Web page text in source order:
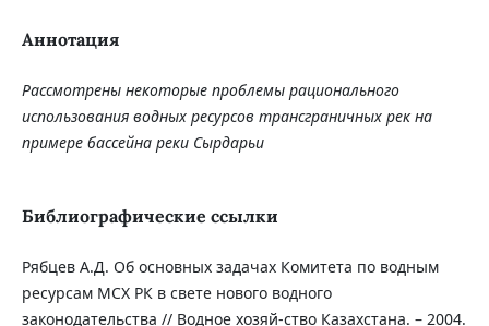
Аннотация
Рассмотрены некоторые проблемы рационального
использования водных ресурсов трансграничных рек на
примере бассейна реки Сырдарьи
Библиографические ссылки
Рябцев А.Д. Об основных задачах Комитета по водным
ресурсам МСХ РК в свете нового водного
законодательства // Водное хозяй-ство Казахстана. – 2004.